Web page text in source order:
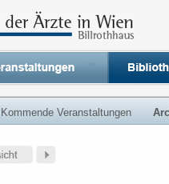
Kommende Veranstaltungen